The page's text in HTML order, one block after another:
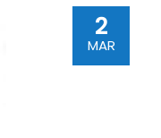
2
MAR